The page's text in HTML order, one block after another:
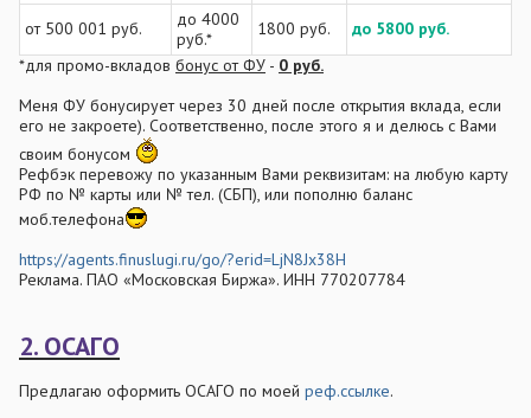
от 500 001 руб.
до 4000
руб.*
1800 руб.
до 5800 руб.
*для промо-вкладов бонус от ФУ - 0 руб.
Меня ФУ бонусирует через 30 дней после открытия вклада, если
его не закроете). Соответственно, после этого я и делюсь с Вами
своим бонусом
Рефбэк перевожу по указанным Вами реквизитам: на любую карту
РФ по № карты или № тел. (СБП), или пополню баланс
моб.телефона
https://agents.finuslugi.ru/go/?erid=LjN8Jx38H
Реклама. ПАО «Московская Биржа». ИНН 770207784
2. ОСАГО
Предлагаю оформить ОСАГО по моей реф.ссылке.